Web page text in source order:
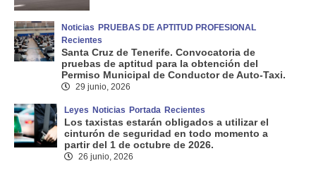
Noticias PRUEBAS DE APTITUD PROFESIONAL
Recientes
Santa Cruz de Tenerife. Convocatoria de
pruebas de aptitud para la obtención del
Permiso Municipal de Conductor de Auto-Taxi.
29 junio, 2026
Leyes Noticias Portada Recientes
Los taxistas estarán obligados a utilizar el
cinturón de seguridad en todo momento a
partir del 1 de octubre de 2026.
26 junio, 2026